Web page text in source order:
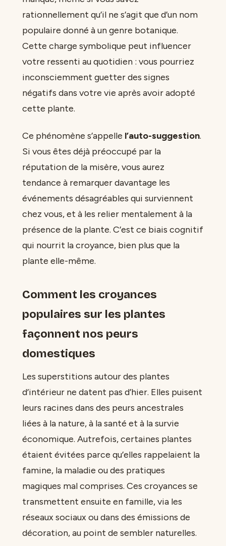
rationnellement qu’il ne s’agit que d’un nom
populaire donné à un genre botanique.
Cette charge symbolique peut influencer
votre ressenti au quotidien : vous pourriez
inconsciemment guetter des signes
négatifs dans votre vie après avoir adopté
cette plante.
Ce phénomène s’appelle l’auto-suggestion.
Si vous êtes déjà préoccupé par la
réputation de la misère, vous aurez
tendance à remarquer davantage les
événements désagréables qui surviennent
chez vous, et à les relier mentalement à la
présence de la plante. C’est ce biais cognitif
qui nourrit la croyance, bien plus que la
plante elle-même.
Comment les croyances
populaires sur les plantes
façonnent nos peurs
domestiques
Les superstitions autour des plantes
d’intérieur ne datent pas d’hier. Elles puisent
leurs racines dans des peurs ancestrales
liées à la nature, à la santé et à la survie
économique. Autrefois, certaines plantes
étaient évitées parce qu’elles rappelaient la
famine, la maladie ou des pratiques
magiques mal comprises. Ces croyances se
transmettent ensuite en famille, via les
réseaux sociaux ou dans des émissions de
décoration, au point de sembler naturelles.